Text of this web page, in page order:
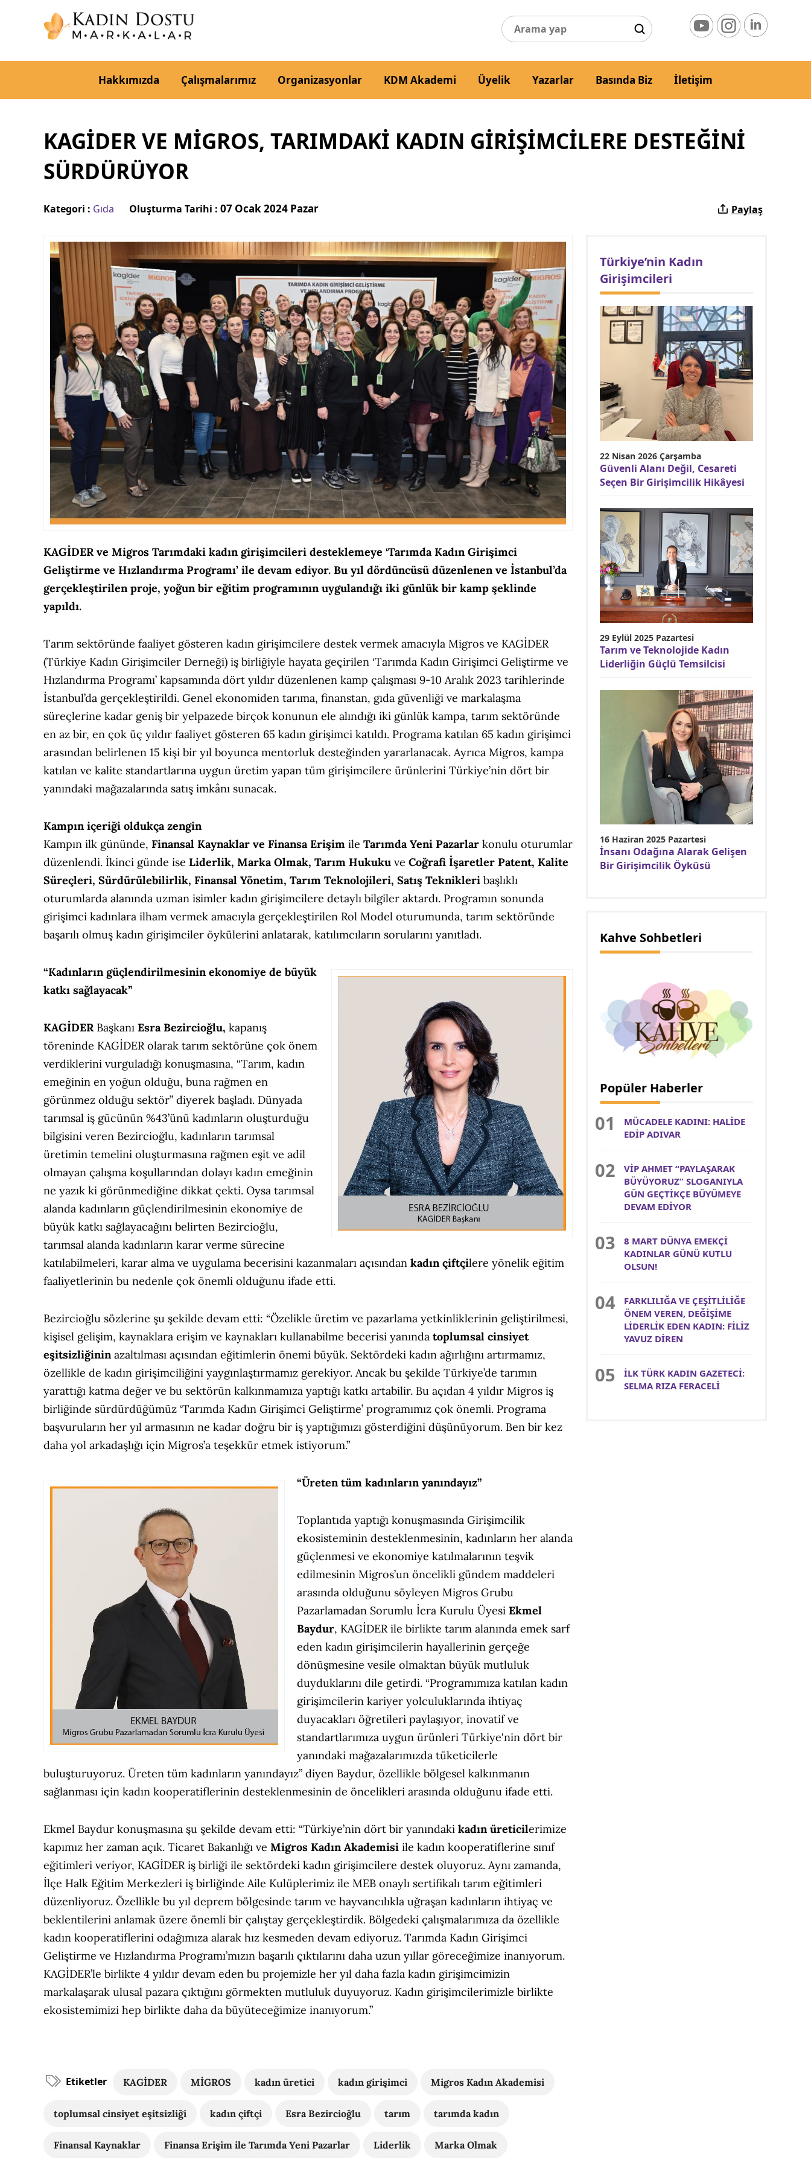
Hakkımızda Çalışmalarımız Organizasyonlar KDM Akademi Üyelik Yazarlar Basında Biz İletişim
KAGİDER VE MİGROS, TARIMDAKİ KADIN GİRİŞİMCİLERE DESTEĞİNİ
SÜRDÜRÜYOR
Kategori : Gıda Oluşturma Tarihi : 07 Ocak 2024 Pazar Paylaş
KAGİDER ve Migros Tarımdaki kadın girişimcileri desteklemeye ‘Tarımda Kadın Girişimci
Geliştirme ve Hızlandırma Programı’ ile devam ediyor. Bu yıl dördüncüsü düzenlenen ve İstanbul’da
gerçekleştirilen proje, yoğun bir eğitim programının uygulandığı iki günlük bir kamp şeklinde
yapıldı.
Tarım sektöründe faaliyet gösteren kadın girişimcilere destek vermek amacıyla Migros ve KAGİDER
(Türkiye Kadın Girişimciler Derneği) iş birliğiyle hayata geçirilen ‘Tarımda Kadın Girişimci Geliştirme ve
Hızlandırma Programı’ kapsamında dört yıldır düzenlenen kamp çalışması 9-10 Aralık 2023 tarihlerinde
İstanbul’da gerçekleştirildi. Genel ekonomiden tarıma, finanstan, gıda güvenliği ve markalaşma
süreçlerine kadar geniş bir yelpazede birçok konunun ele alındığı iki günlük kampa, tarım sektöründe
en az bir, en çok üç yıldır faaliyet gösteren 65 kadın girişimci katıldı. Programa katılan 65 kadın girişimci
arasından belirlenen 15 kişi bir yıl boyunca mentorluk desteğinden yararlanacak. Ayrıca Migros, kampa
katılan ve kalite standartlarına uygun üretim yapan tüm girişimcilere ürünlerini Türkiye’nin dört bir
yanındaki mağazalarında satış imkânı sunacak.
Kampın içeriği oldukça zengin
Kampın ilk gününde, Finansal Kaynaklar ve Finansa Erişim ile Tarımda Yeni Pazarlar konulu oturumlar
düzenlendi. İkinci günde ise Liderlik, Marka Olmak, Tarım Hukuku ve Coğrafi İşaretler Patent, Kalite
Süreçleri, Sürdürülebilirlik, Finansal Yönetim, Tarım Teknolojileri, Satış Teknikleri başlıklı
oturumlarda alanında uzman isimler kadın girişimcilere detaylı bilgiler aktardı. Programın sonunda
girişimci kadınlara ilham vermek amacıyla gerçekleştirilen Rol Model oturumunda, tarım sektöründe
başarılı olmuş kadın girişimciler öykülerini anlatarak, katılımcıların sorularını yanıtladı.
“Kadınların güçlendirilmesinin ekonomiye de büyük
katkı sağlayacak”
KAGİDER Başkanı Esra Bezircioğlu, kapanış
töreninde KAGİDER olarak tarım sektörüne çok önem
verdiklerini vurguladığı konuşmasına, “Tarım, kadın
emeğinin en yoğun olduğu, buna rağmen en
görünmez olduğu sektör” diyerek başladı. Dünyada
tarımsal iş gücünün %43’ünü kadınların oluşturduğu
bilgisini veren Bezircioğlu, kadınların tarımsal
üretimin temelini oluşturmasına rağmen eşit ve adil
olmayan çalışma koşullarından dolayı kadın emeğinin
ne yazık ki görünmediğine dikkat çekti. Oysa tarımsal
alanda kadınların güçlendirilmesinin ekonomiye de
büyük katkı sağlayacağını belirten Bezircioğlu,
tarımsal alanda kadınların karar verme sürecine
katılabilmeleri, karar alma ve uygulama becerisini kazanmaları açısından kadın çiftçilere yönelik eğitim
faaliyetlerinin bu nedenle çok önemli olduğunu ifade etti.
Bezircioğlu sözlerine şu şekilde devam etti: “Özelikle üretim ve pazarlama yetkinliklerinin geliştirilmesi,
kişisel gelişim, kaynaklara erişim ve kaynakları kullanabilme becerisi yanında toplumsal cinsiyet
eşitsizliğininazaltılması açısından eğitimlerin önemi büyük. Sektördeki kadın ağırlığını artırmamız,
özellikle de kadın girişimciliğini yaygınlaştırmamız gerekiyor. Ancak bu şekilde Türkiye’de tarımın
yarattığı katma değer ve bu sektörün kalkınmamıza yaptığı katkı artabilir. Bu açıdan 4 yıldır Migros iş
birliğinde sürdürdüğümüz ‘Tarımda Kadın Girişimci Geliştirme’ programımız çok önemli. Programa
başvuruların her yıl armasının ne kadar doğru bir iş yaptığımızı gösterdiğini düşünüyorum. Ben bir kez
daha yol arkadaşlığı için Migros’a teşekkür etmek istiyorum.”
“Üreten tüm kadınların yanındayız”
Toplantıda yaptığı konuşmasında Girişimcilik
ekosisteminin desteklenmesinin, kadınların her alanda
güçlenmesi ve ekonomiye katılmalarının teşvik
edilmesinin Migros’un öncelikli gündem maddeleri
arasında olduğunu söyleyen Migros Grubu
Pazarlamadan Sorumlu İcra Kurulu Üyesi Ekmel
Baydur, KAGİDER ile birlikte tarım alanında emek sarf
eden kadın girişimcilerin hayallerinin gerçeğe
dönüşmesine vesile olmaktan büyük mutluluk
duyduklarını dile getirdi. “Programımıza katılan kadın
girişimcilerin kariyer yolculuklarında ihtiyaç
duyacakları öğretileri paylaşıyor, inovatif ve
standartlarımıza uygun ürünleri Türkiye'nin dört bir
yanındaki mağazalarımızda tüketicilerle
buluşturuyoruz. Üreten tüm kadınların yanındayız” diyen Baydur, özellikle bölgesel kalkınmanın
sağlanması için kadın kooperatiflerinin desteklenmesinin de öncelikleri arasında olduğunu ifade etti.
Ekmel Baydur konuşmasına şu şekilde devam etti: “Türkiye’nin dört bir yanındaki kadın üreticilerimize
kapımız her zaman açık. Ticaret Bakanlığı ve Migros Kadın Akademisi ile kadın kooperatiflerine sınıf
eğitimleri veriyor, KAGİDER iş birliği ile sektördeki kadın girişimcilere destek oluyoruz. Aynı zamanda,
İlçe Halk Eğitim Merkezleri iş birliğinde Aile Kulüplerimiz ile MEB onaylı sertifikalı tarım eğitimleri
düzenliyoruz. Özellikle bu yıl deprem bölgesinde tarım ve hayvancılıkla uğraşan kadınların ihtiyaç ve
beklentilerini anlamak üzere önemli bir çalıştay gerçekleştirdik. Bölgedeki çalışmalarımıza da özellikle
kadın kooperatiflerini odağımıza alarak hız kesmeden devam ediyoruz. Tarımda Kadın Girişimci
Geliştirme ve Hızlandırma Programı’mızın başarılı çıktılarını daha uzun yıllar göreceğimize inanıyorum.
KAGİDER’le birlikte 4 yıldır devam eden bu projemizle her yıl daha fazla kadın girişimcimizin
markalaşarak ulusal pazara çıktığını görmekten mutluluk duyuyoruz. Kadın girişimcilerimizle birlikte
ekosistemimizi hep birlikte daha da büyüteceğimize inanıyorum.”
Etiketler KAGİDER MİGROS kadın üretici kadın girişimci Migros Kadın Akademisi
toplumsal cinsiyet eşitsizliği kadın çiftçi Esra Bezircioğlu tarım tarımda kadın
Finansal Kaynaklar Finansa Erişim ile Tarımda Yeni Pazarlar Liderlik Marka Olmak
Türkiye’nin Kadın
Girişimcileri
22 Nisan 2026 Çarşamba
Güvenli Alanı Değil, Cesareti
Seçen Bir Girişimcilik Hikâyesi
29 Eylül 2025 Pazartesi
Tarım ve Teknolojide Kadın
Liderliğin Güçlü Temsilcisi
16 Haziran 2025 Pazartesi
İnsanı Odağına Alarak Gelişen
Bir Girişimcilik Öyküsü
Kahve Sohbetleri
Popüler Haberler
MÜCADELE KADINI: HALİDE
EDİP ADIVAR
VİP AHMET “PAYLAŞARAK
BÜYÜYORUZ” SLOGANIYLA
GÜN GEÇTİKÇE BÜYÜMEYE
DEVAM EDİYOR
8 MART DÜNYA EMEKÇİ
KADINLAR GÜNÜ KUTLU
OLSUN!
FARKLILIĞA VE ÇEŞİTLİLİĞE
ÖNEM VEREN, DEĞİŞİME
LİDERLİK EDEN KADIN: FİLİZ
YAVUZ DİREN
İLK TÜRK KADIN GAZETECİ:
SELMA RIZA FERACELİ